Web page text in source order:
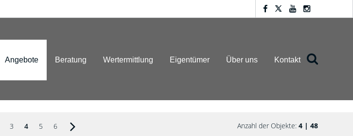
Angebote Beratung Wertermittlung Eigentümer Über uns Kontakt
3 4 5 6 Anzahl der Objekte: 4 | 48